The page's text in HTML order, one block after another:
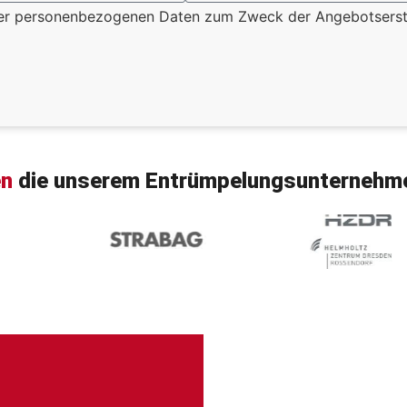
personenbezogenen Daten zum Zweck der
die unserem